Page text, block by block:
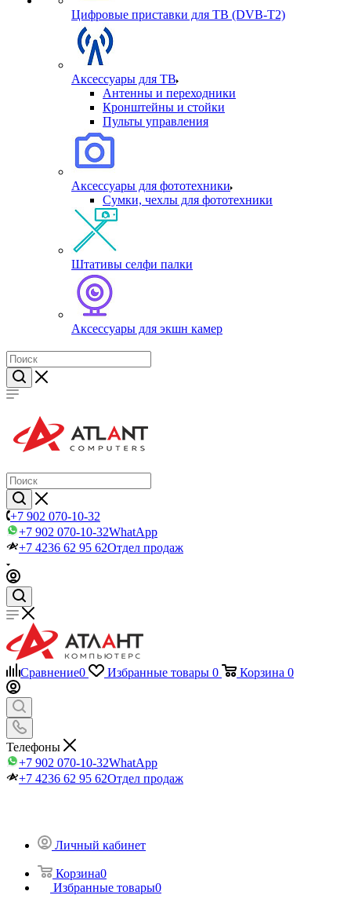
Цифровые приставки для ТВ (DVB-T2)
Аксессуары для ТВ
Антенны и переходники
Кронштейны и стойки
Пульты управления
Аксессуары для фототехники
Сумки, чехлы для фототехники
Штативы селфи палки
Аксессуары для экшн камер
+7 902 070-10-32
+7 902 070-10-32WhatApp
+7 4236 62 95 62Отдел продаж
Сравнение0 Избранные товары 0 Корзина 0
Телефоны
+7 902 070-10-32WhatApp
+7 4236 62 95 62Отдел продаж
Личный кабинет
Корзина0
Избранные товары0